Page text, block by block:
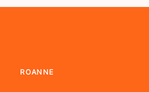
ROANNE